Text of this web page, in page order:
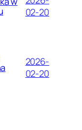
02-20
2026-
02-20